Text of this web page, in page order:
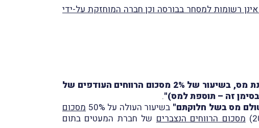
רשומות למסחר בבורסה וכן חברה המוחזקת על-ידי
"חברת מעטים תהיה חייבת בתשלום תוספת למס, לכל שנת מס, בשיעור של 2% מסכום הרווחים העודפים של
.
מס בשל חלוקתם" בשיעור העולה על 50%
מסכום
מסכום הרווחים הנצברים של חברת המעטים בתום